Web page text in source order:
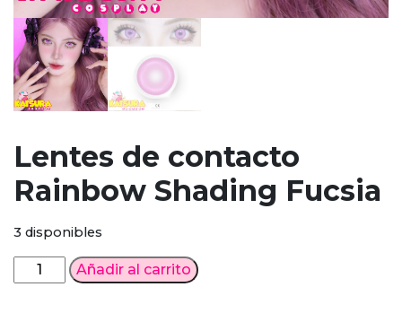
Lentes de contacto
Rainbow Shading Fucsia
3 disponibles
Lentes
de
Añadir al carrito